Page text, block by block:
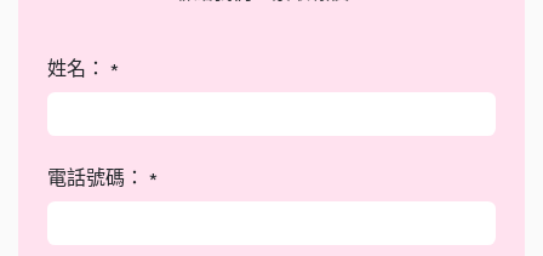
姓名： *
電話號碼： *